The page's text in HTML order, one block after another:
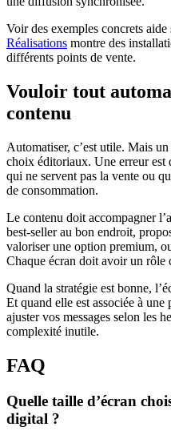
Voir des exemples concrets
Réalisations montre des
différents points de vente.
Vouloir tout
contenu
Automatiser, c’est utile. Mais
choix éditoriaux. Une erreur est
qui ne servent pas la vente ou
de consommation.
Le contenu doit accompagner
best-seller au bon endroit,
valoriser une option premium,
Chaque écran doit avoir un rôle
Quand la stratégie est bonne,
Et quand elle est associée à
ajuster vos messages selon les
complexité inutile.
FAQ
Quelle taille d’écran
digital ?